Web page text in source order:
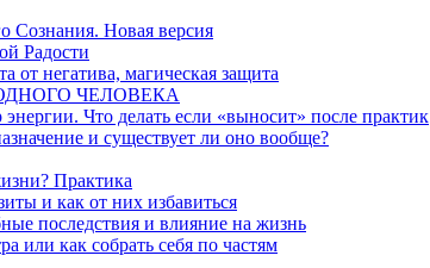
Сознания. Новая версия
Радости
от негатива, магическая защита
ЧЕЛОВЕКА
энергии. Что делать если «выносит» после практик
и существует ли оно вообще?
Практика
и как от них избавиться
последствия и влияние на жизнь
или как собрать себя по частям